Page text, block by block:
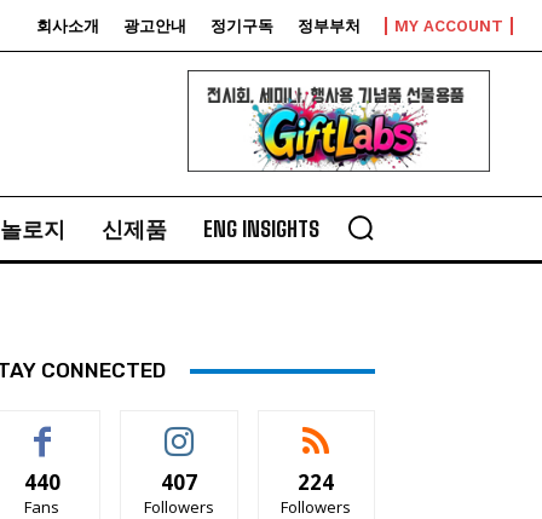
회사소개 광고안내 정기구독 정부부처 MY ACCOUNT
로지 신제품 ENG INSIGHTS
CONNECTED
440
Fans
407
Followers
224
Followers